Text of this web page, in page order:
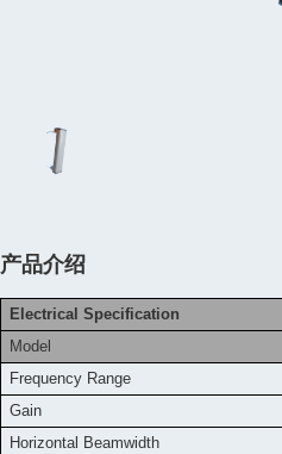
产品介绍
Electrical Specification
Model
Frequency Range
Gain
Horizontal Beamwidth